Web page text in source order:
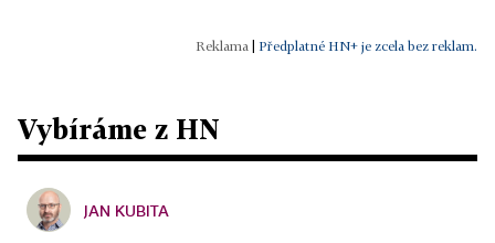
Předplatné HN+ je zcela bez reklam.
Vybíráme z HN
JAN KUBITA